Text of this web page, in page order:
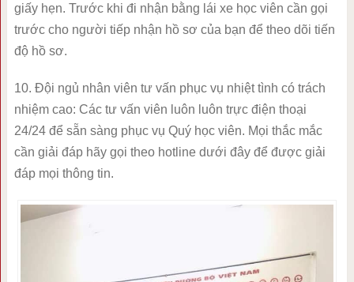
giấy hẹn. Trước khi đi nhận bằng lái xe học viên cần gọi
trước cho người tiếp nhận hồ sơ của bạn để theo dõi tiến
độ hồ sơ.
10. Đội ngủ nhân viên tư vấn phục vụ nhiệt tình có trách
nhiệm cao: Các tư vấn viên luôn luôn trực điện thoại
24/24 để sẵn sàng phục vụ Quý học viên. Mọi thắc mắc
cần giải đáp hãy gọi theo hotline dưới đây để được giải
đáp mọi thông tin.